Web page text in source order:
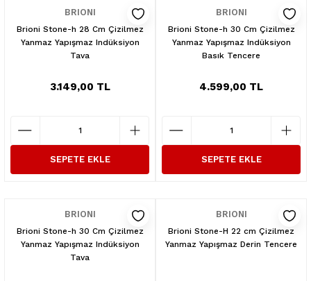
BRIONI
Brioni Stone-h 28 Cm Çizilmez
Yanmaz Yapışmaz Indüksiyon
Tava
3.149,00 TL
SEPETE EKLE
BRIONI
Brioni Stone-h 30 Cm Çizilmez
Yanmaz Yapışmaz Indüksiyon
Basık Tencere
4.599,00 TL
SEPETE EKLE
BRIONI
Brioni Stone-h 30 Cm Çizilmez
Yanmaz Yapışmaz Indüksiyon
Tava
BRIONI
Brioni Stone-H 22 cm Çizilmez
Yanmaz Yapışmaz Derin Tencere